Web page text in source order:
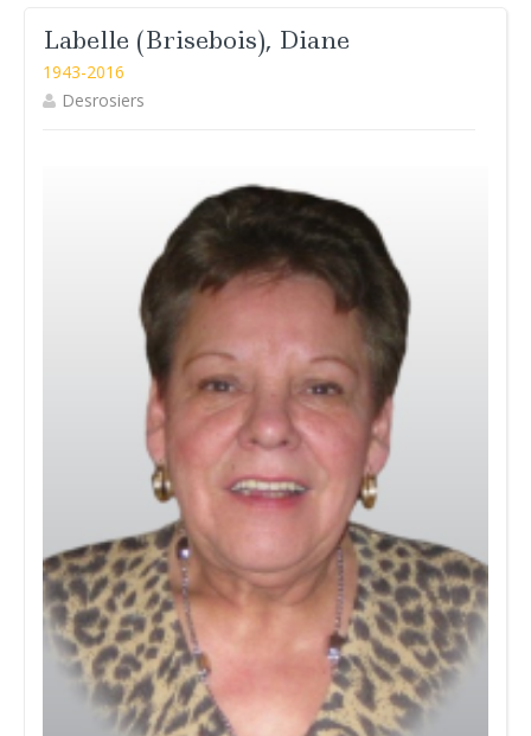
Labelle (Brisebois), Diane
1943-2016
Desrosiers